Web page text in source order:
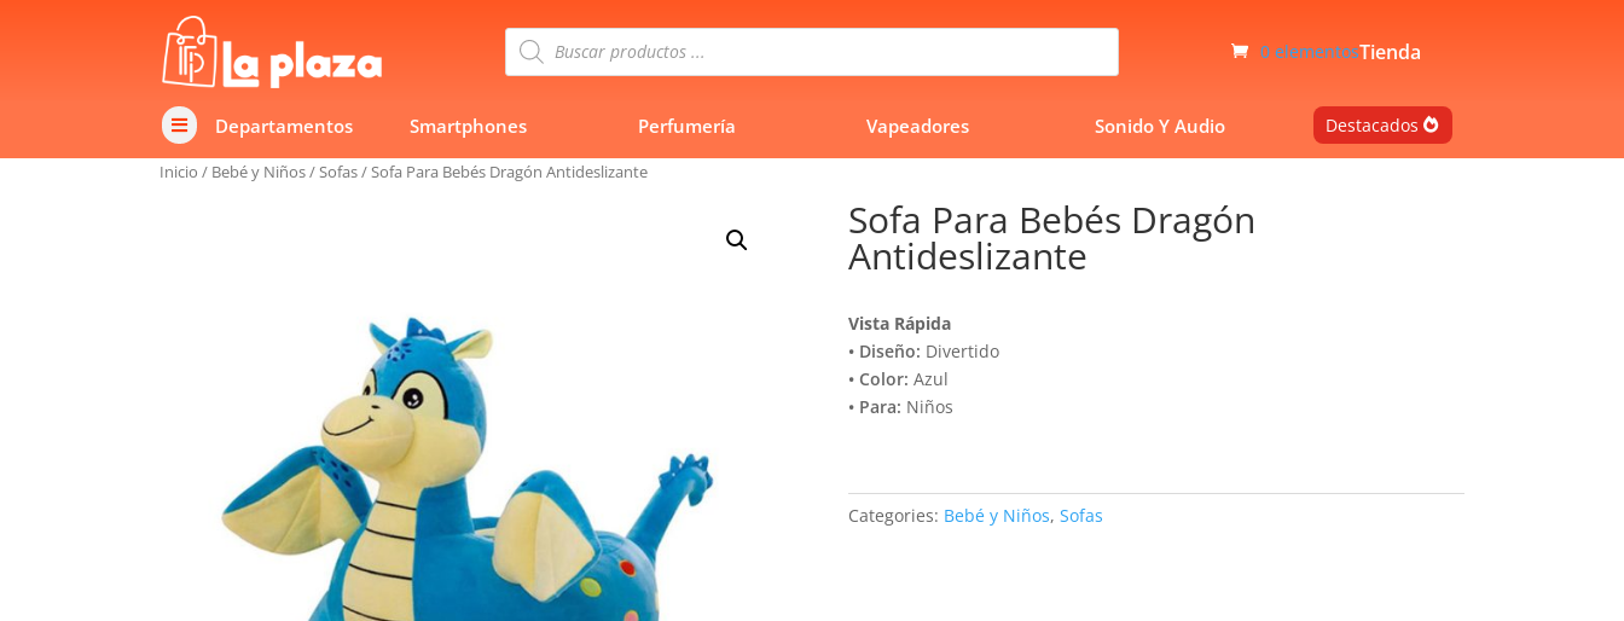
Búsqueda
de
productos
0 elementosTienda
 Departamentos Smartphones Perfumería Vapeadores Sonido Y Audio Destacados
Inicio / Bebé y Niños/Sofas/Sofa Para Bebés Dragón Antideslizante
Sofa Para Bebés Dragón
Antideslizante
Vista Rápida
• Diseño: Divertido
• Color: Azul
• Para: Niños
Categories: Bebé y Niños, Sofas